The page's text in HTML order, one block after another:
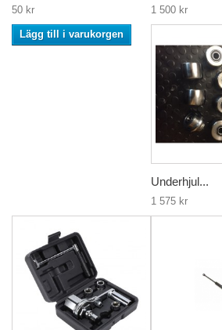
50 kr
Lägg till i varukorgen
1 500 kr
Underhjul...
1 575 kr